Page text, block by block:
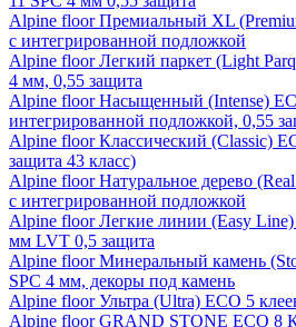
Alpine floor Премиальный XL
с интегрированной подложкой
Alpine floor Легкий паркет (Light
4 мм, 0,55 защита
Alpine floor Насыщенный (Intense)
интегрированной подложкой, 0,55
Alpine floor Классический (Classic)
защита 43 класс)
Alpine floor Натуральное дерево
с интегрированной подложкой
Alpine floor Легкие линии (Easy
мм LVT 0,5 защита
Alpine floor Минеральный камень
SPC 4 мм, декоры под камень
Alpine floor Ультра (Ultra) ECO 5
Alpine floor GRAND STONE ECO 8